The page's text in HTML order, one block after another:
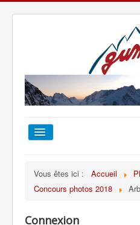
TOUT SUR LE GUMS
Vous êtes ici : Accueil
Concours photos 2018
Connexion